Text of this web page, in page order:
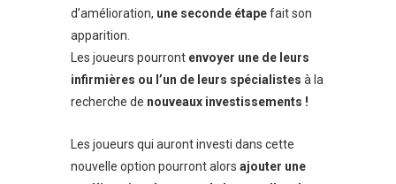
d’amélioration, une seconde étapefait son
apparition.
Les joueurs pourront envoyer une de leurs
infirmières ou l’un de leurs spécialistes à la
recherche de nouveaux investissements !
Les joueurs qui auront investi dans cette
nouvelle option pourront alors ajouter une